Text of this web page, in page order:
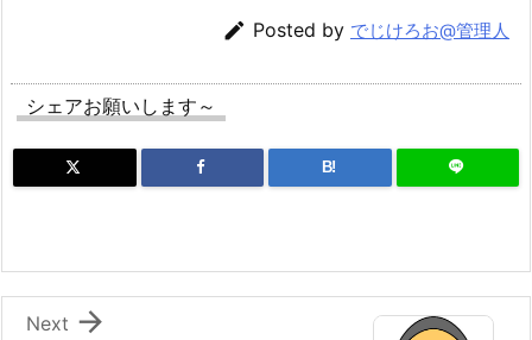
 Posted by でじけろお@管理人
シェアお願いします～
B!

Next